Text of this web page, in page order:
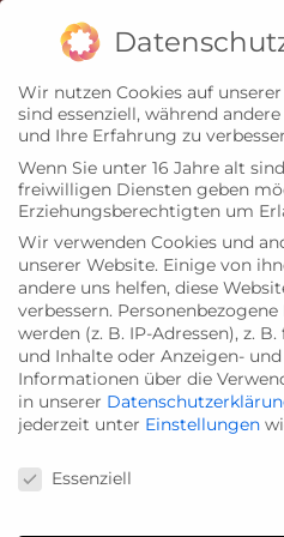
springen
Impressum
Wir nutzen Cookies auf
sind essenziell, während
und Ihre Erfahrung zu
Wenn Sie unter 16 Jahre alt
freiwilligen Diensten geben
Erziehungsberechtigten um
Wir verwenden Cookies und
unserer Website. Einige von
andere uns helfen, diese
verbessern.
werden (z. B. IP-Adressen), z.
und Inhalte oder Anzeigen-
Informationen über die
in unserer
jederzeit unter Einstellungen
Essenziell